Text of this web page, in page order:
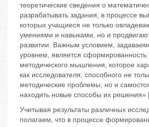
теоретические сведения о
разрабатывать задания, в процессе
которых учащиеся не только
умениями и навыками, но и
развитии. Важным условием,
уровнем, является сформированность
методического мышления, которое
как исследователя, способного не
методические проблемы, но и
находить новые способы их решения»
Учитывая результаты различных
полагаем, что в процессе